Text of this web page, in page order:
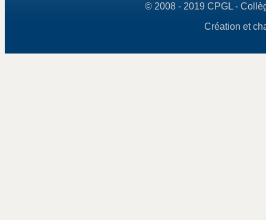
© 2008 - 2019 CPGL -
Création et